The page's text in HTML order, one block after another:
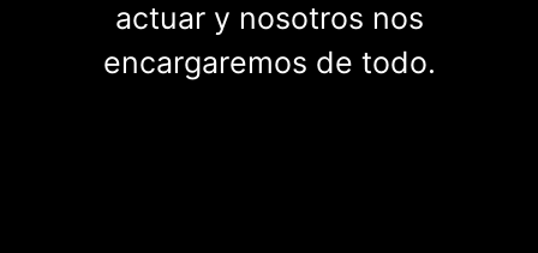
actuar y nosotros nos
encargaremos de todo.